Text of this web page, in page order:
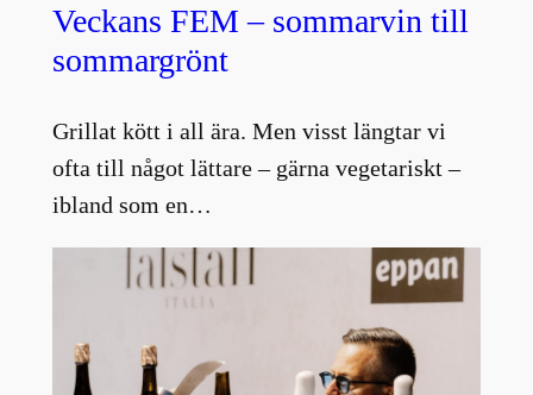
Veckans FEM – sommarvin till
sommargrönt
Grillat kött i all ära. Men visst längtar vi
ofta till något lättare – gärna vegetariskt –
ibland som en…